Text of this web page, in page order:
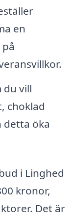
en
du vill
choklad
detta öka
i Linghed
kronor,
Det är